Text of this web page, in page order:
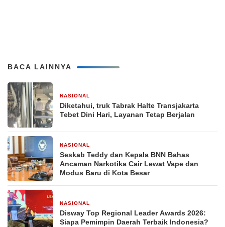
BACA LAINNYA
NASIONAL
Diketahui, truk Tabrak Halte Transjakarta
Tebet Dini Hari, Layanan Tetap Berjalan
NASIONAL
Seskab Teddy dan Kepala BNN Bahas
Ancaman Narkotika Cair Lewat Vape dan
Modus Baru di Kota Besar
NASIONAL
Disway Top Regional Leader Awards 2026:
Siapa Pemimpin Daerah Terbaik Indonesia?